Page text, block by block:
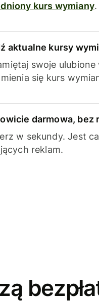
kurs wymiany.
aktualne kursy
swoje
się kurs
darmowa, bez
w sekundy. Jest
reklam.